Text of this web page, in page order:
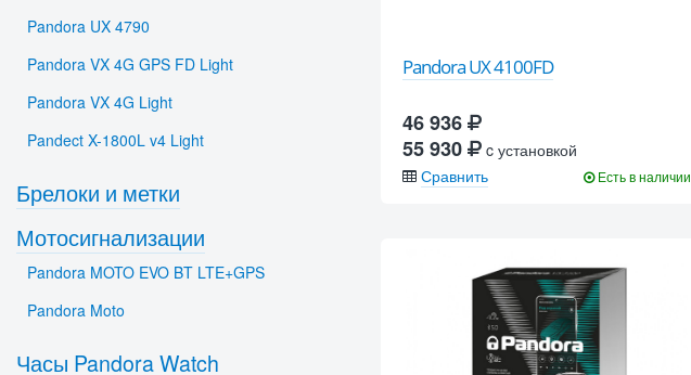
Pandora UX 4100FD
46 936
55 930
c установкой
Сравнить
Есть в наличии
Pandora UX 4790
Pandora VX 4G GPS FD Light
Pandora VX 4G Light
Pandect X-1800L v4 Light
Брелоки и метки
Мотосигнализации
Pandora MOTO EVO BT LTE+GPS
Pandora Moto
Часы Pandora Watch